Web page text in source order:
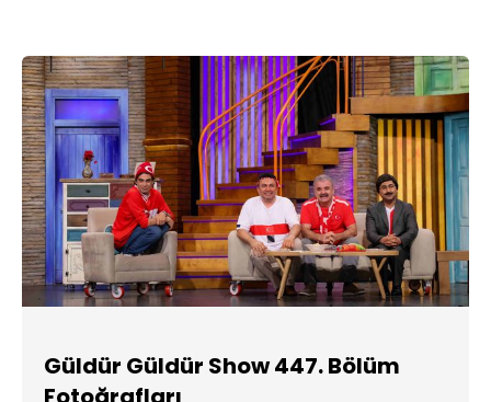
Güldür Güldür Show 447. Bölüm